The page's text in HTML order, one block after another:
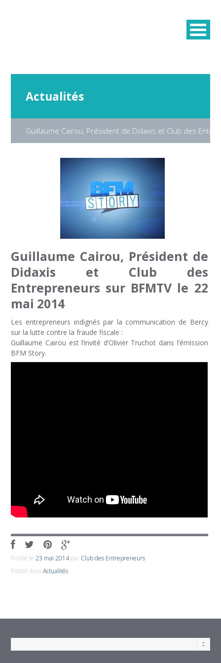
Actualités
Guillaume Cairou, Président de Didaxis et Club des
Guillaume Cairou, Président de
Didaxis et Club des
Entrepreneurs sur BFMTV le 22
mai 2014
Les entrepreneurs indignés par la communication de Bercy
sur la lutte contre la fraude fiscale :
Guillaume Cairou est l’invité d’Olivier Truchot dans l’émission
BFM Story.
Publié le23 mai 2014par Club des Entrepreneurs
Publié dansActualités